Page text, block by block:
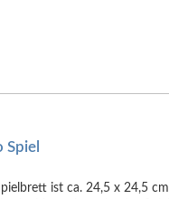
Spiel
ist ca. 24,5 x 24,5 cm